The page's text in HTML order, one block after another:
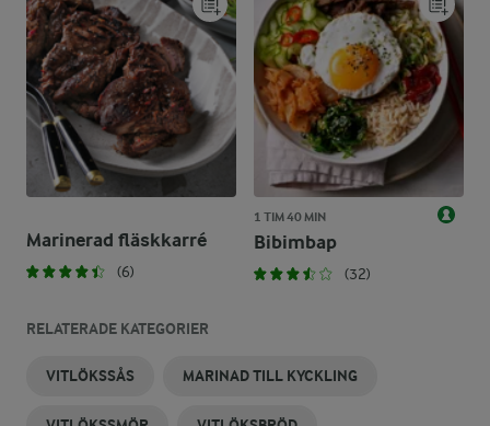
Marinerad fläskkarré
(6)
1 TIM 40 MIN
Bibimbap
(32)
RELATERADE KATEGORIER
VITLÖKSSÅS MARINAD TILL KYCKLING